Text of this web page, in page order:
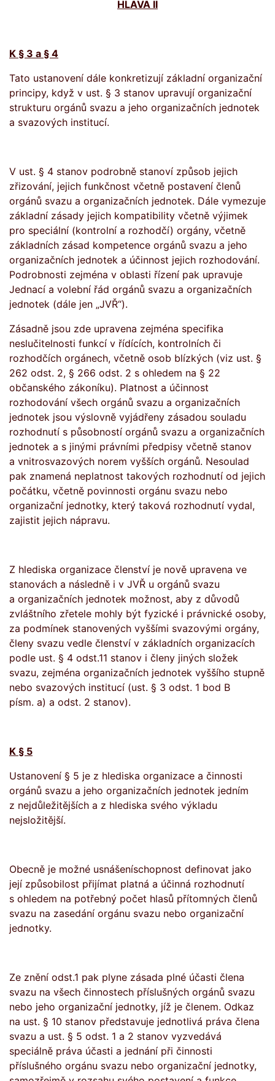
HLAVA II
K § 3 a § 4
Tato ustanovení dále konkretizují základní organizační
principy, když v ust. § 3 stanov upravují organizační
strukturu orgánů svazu a jeho organizačních jednotek
a svazových institucí.
V ust. § 4 stanov podrobně stanoví způsob jejich
zřizování, jejich funkčnost včetně postavení členů
orgánů svazu a organizačních jednotek. Dále vymezuje
základní zásady jejich kompatibility včetně výjimek
pro speciální (kontrolní a rozhodčí) orgány, včetně
základních zásad kompetence orgánů svazu a jeho
organizačních jednotek a účinnost jejich rozhodování.
Podrobnosti zejména v oblasti řízení pak upravuje
Jednací a volební řád orgánů svazu a organizačních
jednotek (dále jen „JVŘ“).
Zásadně jsou zde upravena zejména specifika
neslučitelnosti funkcí v řídících, kontrolních či
rozhodčích orgánech, včetně osob blízkých (viz ust. §
262 odst. 2, § 266 odst. 2 s ohledem na § 22
občanského zákoníku). Platnost a účinnost
rozhodování všech orgánů svazu a organizačních
jednotek jsou výslovně vyjádřeny zásadou souladu
rozhodnutí s působností orgánů svazu a organizačních
jednotek a s jinými právními předpisy včetně stanov
a vnitrosvazových norem vyšších orgánů. Nesoulad
pak znamená neplatnost takových rozhodnutí od jejich
počátku, včetně povinnosti orgánu svazu nebo
organizační jednotky, který taková rozhodnutí vydal,
zajistit jejich nápravu.
Z hlediska organizace členství je nově upravena ve
stanovách a následně i v JVŘ u orgánů svazu
a organizačních jednotek možnost, aby z důvodů
zvláštního zřetele mohly být fyzické i právnické osoby,
za podmínek stanovených vyššími svazovými orgány,
členy svazu vedle členství v základních organizacích
podle ust. § 4 odst.11 stanov i členy jiných složek
svazu, zejména organizačních jednotek vyššího stupně
nebo svazových institucí (ust. § 3 odst. 1 bod B
písm. a) a odst. 2 stanov).
K § 5
Ustanovení § 5 je z hlediska organizace a činnosti
orgánů svazu a jeho organizačních jednotek jedním
z nejdůležitějších a z hlediska svého výkladu
nejsložitější.
Obecně je možné usnášeníschopnost definovat jako
její způsobilost přijímat platná a účinná rozhodnutí
s ohledem na potřebný počet hlasů přítomných členů
svazu na zasedání orgánu svazu nebo organizační
jednotky.
Ze znění odst.1 pak plyne zásada plné účasti člena
svazu na všech činnostech příslušných orgánů svazu
nebo jeho organizační jednotky, jíž je členem. Odkaz
na ust. § 10 stanov představuje jednotlivá práva člena
svazu a ust. § 5 odst. 1 a 2 stanov vyzvedává
speciálně práva účasti a jednání při činnosti
příslušného orgánu svazu nebo organizační jednotky,